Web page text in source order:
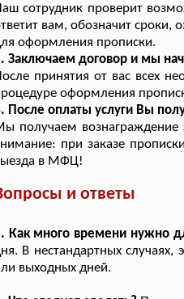
сотрудник проверит
вам, обозначит сроки,
оформления прописки.
Заключаем договор и мы
принятия от вас всех
оформления
После оплаты услуги Вы
получаем вознаграждение
при заказе
в МФЦ!
и ответы
Как много времени нужно
В нестандартных случаях,
выходных дней.